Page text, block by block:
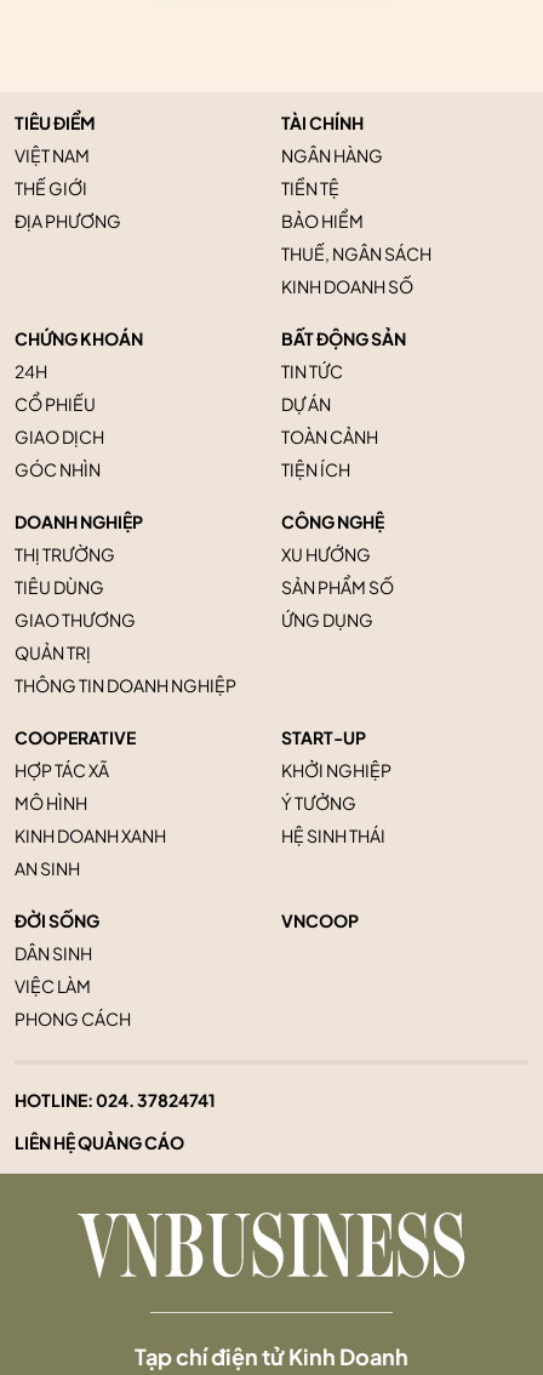
TIÊU ĐIỂM
VIỆT NAM
THẾ GIỚI
ĐỊA PHƯƠNG
TÀI CHÍNH
NGÂN HÀNG
TIỀN TỆ
BẢO HIỂM
THUẾ, NGÂN SÁCH
KINH DOANH SỐ
CHỨNG KHOÁN
24H
CỔ PHIẾU
GIAO DỊCH
GÓC NHÌN
BẤT ĐỘNG SẢN
TIN TỨC
DỰ ÁN
TOÀN CẢNH
TIỆN ÍCH
DOANH NGHIỆP
THỊ TRƯỜNG
TIÊU DÙNG
GIAO THƯƠNG
QUẢN TRỊ
THÔNG TIN DOANH NGHIỆP
CÔNG NGHỆ
XU HƯỚNG
SẢN PHẨM SỐ
ỨNG DỤNG
COOPERATIVE
HỢP TÁC XÃ
MÔ HÌNH
KINH DOANH XANH
AN SINH
START-UP
KHỞI NGHIỆP
Ý TƯỞNG
HỆ SINH THÁI
ĐỜI SỐNG
DÂN SINH
VIỆC LÀM
PHONG CÁCH
VNCOOP
HOTLINE:024. 37824741
LIÊN HỆ QUẢNG CÁO
Tạp chí điện tử Kinh Doanh